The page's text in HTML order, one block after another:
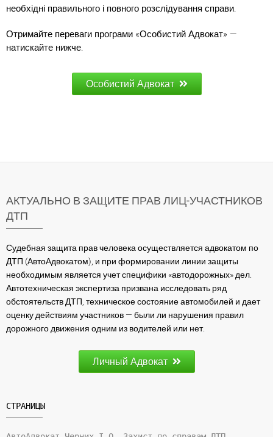
необхідні правильного і повного розслідування справи.
Отримайте переваги програми «Особистий Адвокат» —
натискайте нижче.
Особистий Адвокат
АКТУАЛЬНО В ЗАЩИТЕ ПРАВ ЛИЦ-УЧАСТНИКОВ
ДТП
Судебная защита прав человека осуществляется адвокатом по
ДТП (АвтоАдвокатом), и при формировании линии защиты
необходимым является учет специфики «автодорожных» дел.
Автотехническая экспертиза призвана исследовать ряд
обстоятельств ДТП, техническое состояние автомобилей и дает
оценку действиям участников — были ли нарушения правил
дорожного движения одним из водителей или нет.
Личный Адвокат
СТРАНИЦЫ